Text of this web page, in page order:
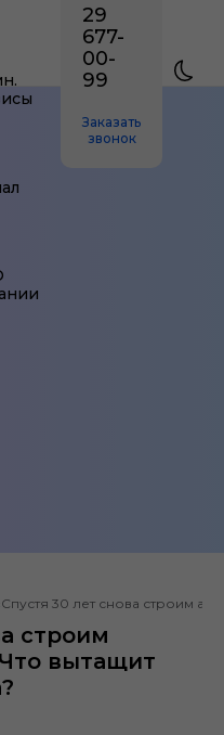
29
677-
00-
99
Заказать
звонок
30 лет снова строим
строим
вытащит